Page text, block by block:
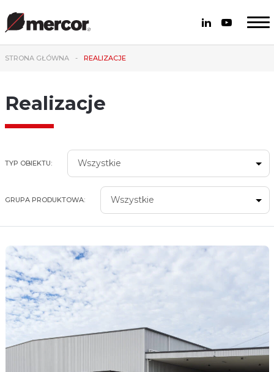
STRONA GŁÓWNA REALIZACJE
Realizacje
TYP OBIEKTU: Wszystkie
GRUPA PRODUKTOWA: Wszystkie